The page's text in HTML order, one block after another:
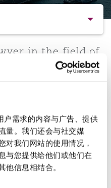
户需求的内容与广告、提供
量。我们还会与社交媒
对我们网站的使用情况，
与您提供给他们或他们在
他信息相结合。
Coverage
Contentious
Institutions,
Coverage
Security, Health &
in the field of